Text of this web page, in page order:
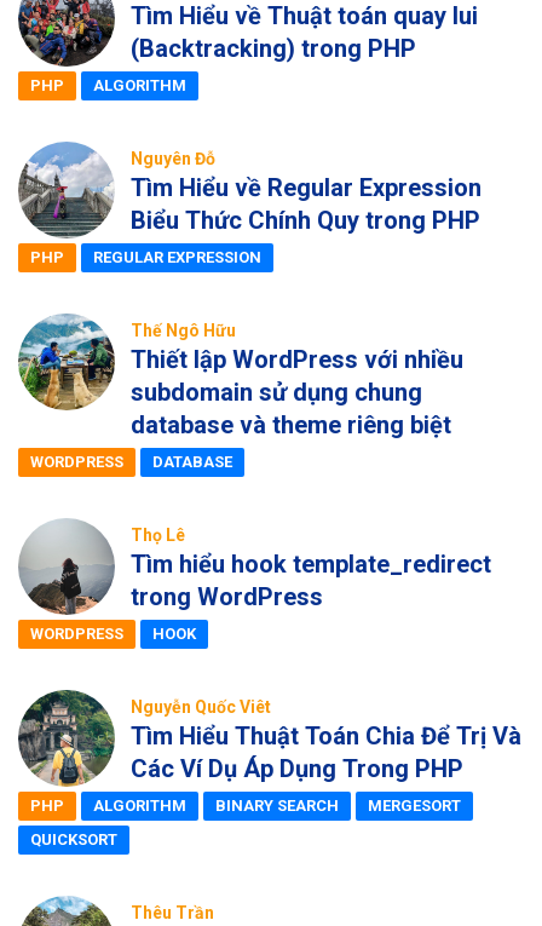
Tìm Hiểu về Thuật toán quay lui
(Backtracking) trong PHP
PHP ALGORITHM
Nguyên Đỗ
Tìm Hiểu về Regular Expression
Biểu Thức Chính Quy trong PHP
PHP REGULAR EXPRESSION
Thế Ngô Hữu
Thiết lập WordPress với nhiều
subdomain sử dụng chung
database và theme riêng biệt
WORDPRESS DATABASE
Thọ Lê
Tìm hiểu hook template_redirect
trong WordPress
WORDPRESS HOOK
Nguyễn Quốc Viêt
Tìm Hiểu Thuật Toán Chia Để Trị Và
Các Ví Dụ Áp Dụng Trong PHP
PHP ALGORITHM BINARY SEARCH
MERGESORT
QUICKSORT
Thêu Trần